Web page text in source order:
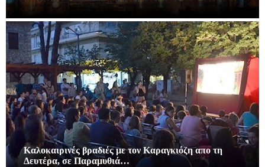
Καλοκαιρινές βραδιές με τον Καραγκιόζη απο τη
Δευτέρα, σε Παραμυθιά…